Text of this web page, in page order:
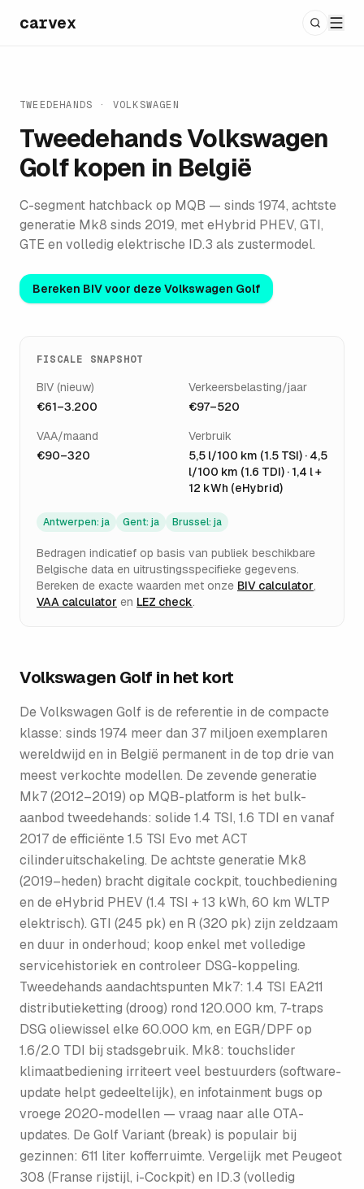
carvex
TWEEDEHANDS · VOLKSWAGEN
TweedehandsVolkswagen
Golfkopen in België
C-segment hatchback op MQB — sinds 1974, achtste
generatie Mk8 sinds 2019, met eHybrid PHEV, GTI,
GTE en volledig elektrische ID.3 als zustermodel.
Bereken BIV voor deze Volkswagen Golf
FISCALE SNAPSHOT
BIV (nieuw)
€61–3.200
Verkeersbelasting/jaar
€97–520
VAA/maand
€90–320
Verbruik
5,5 l/100 km (1.5 TSI) · 4,5
l/100 km (1.6 TDI) · 1,4 l +
12 kWh (eHybrid)
Antwerpen: ja Gent: ja Brussel: ja
Bedragen indicatief op basis van publiek beschikbare
Belgische data en uitrustingsspecifieke gegevens.
Bereken de exacte waarden met onze BIV calculator,
VAA calculator en LEZ check.
Volkswagen Golf in het kort
De Volkswagen Golf is de referentie in de compacte
klasse: sinds 1974 meer dan 37 miljoen exemplaren
wereldwijd en in België permanent in de top drie van
meest verkochte modellen. De zevende generatie
Mk7 (2012–2019) op MQB-platform is het bulk-
aanbod tweedehands: solide 1.4 TSI, 1.6 TDI en vanaf
2017 de efficiënte 1.5 TSI Evo met ACT
cilinderuitschakeling. De achtste generatie Mk8
(2019–heden) bracht digitale cockpit, touchbediening
en de eHybrid PHEV (1.4 TSI + 13 kWh, 60 km WLTP
elektrisch). GTI (245 pk) en R (320 pk) zijn zeldzaam
en duur in onderhoud; koop enkel met volledige
servicehistoriek en controleer DSG-koppeling.
Tweedehands aandachtspunten Mk7: 1.4 TSI EA211
distributieketting (droog) rond 120.000 km, 7-traps
DSG oliewissel elke 60.000 km, en EGR/DPF op
1.6/2.0 TDI bij stadsgebruik. Mk8: touchslider
klimaatbediening irriteert veel bestuurders (software-
update helpt gedeeltelijk), en infotainment bugs op
vroege 2020-modellen — vraag naar alle OTA-
updates. De Golf Variant (break) is populair bij
gezinnen: 611 liter kofferruimte. Vergelijk met Peugeot
308 (Franse rijstijl, i-Cockpit) en ID.3 (volledig